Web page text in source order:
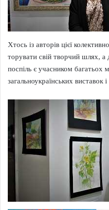
Хтось із авторів цієї
торувати свій творчий шлях,
поспіль є учасником багатьох
загальноукраїнських виставок